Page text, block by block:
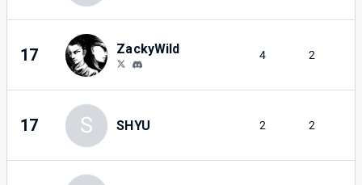
17 ZackyWild 4 2
17 S SHYU 2 2